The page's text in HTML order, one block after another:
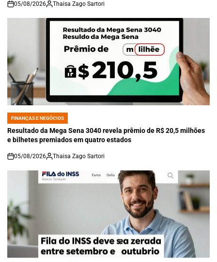
on
05/08/2026 Thaisa Zago Sartori
POSTED
IN
FINANÇAS E NEGÓCIOS
Resultado da Mega Sena 3040 revela prêmio de R$ 20,5 milhões
e bilhetes premiados em quatro estados
on
05/08/2026 Thaisa Zago Sartori